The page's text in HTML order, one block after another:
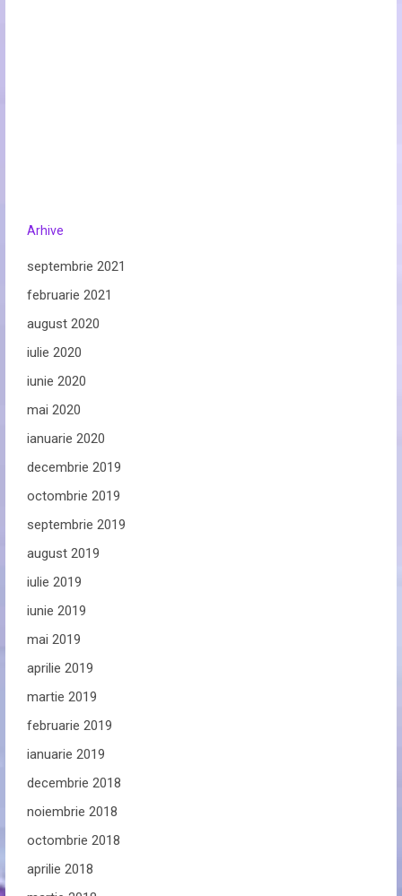
Arhive
septembrie 2021
februarie 2021
august 2020
iulie 2020
iunie 2020
mai 2020
ianuarie 2020
decembrie 2019
octombrie 2019
septembrie 2019
august 2019
iulie 2019
iunie 2019
mai 2019
aprilie 2019
martie 2019
februarie 2019
ianuarie 2019
decembrie 2018
noiembrie 2018
octombrie 2018
aprilie 2018